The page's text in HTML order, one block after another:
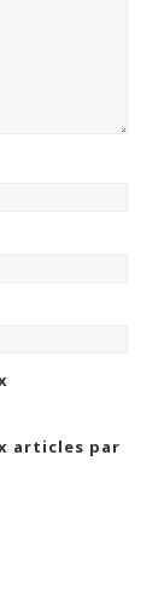
articles par